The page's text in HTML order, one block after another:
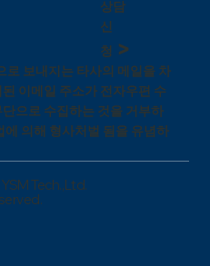
보내지는 타사의 메일을 차
이메일 주소가 전자우편 수
으로 수집하는 것을 거부하
의해 형사처벌 됨을 유념하
상담
신
청 >
Tech.,Ltd.